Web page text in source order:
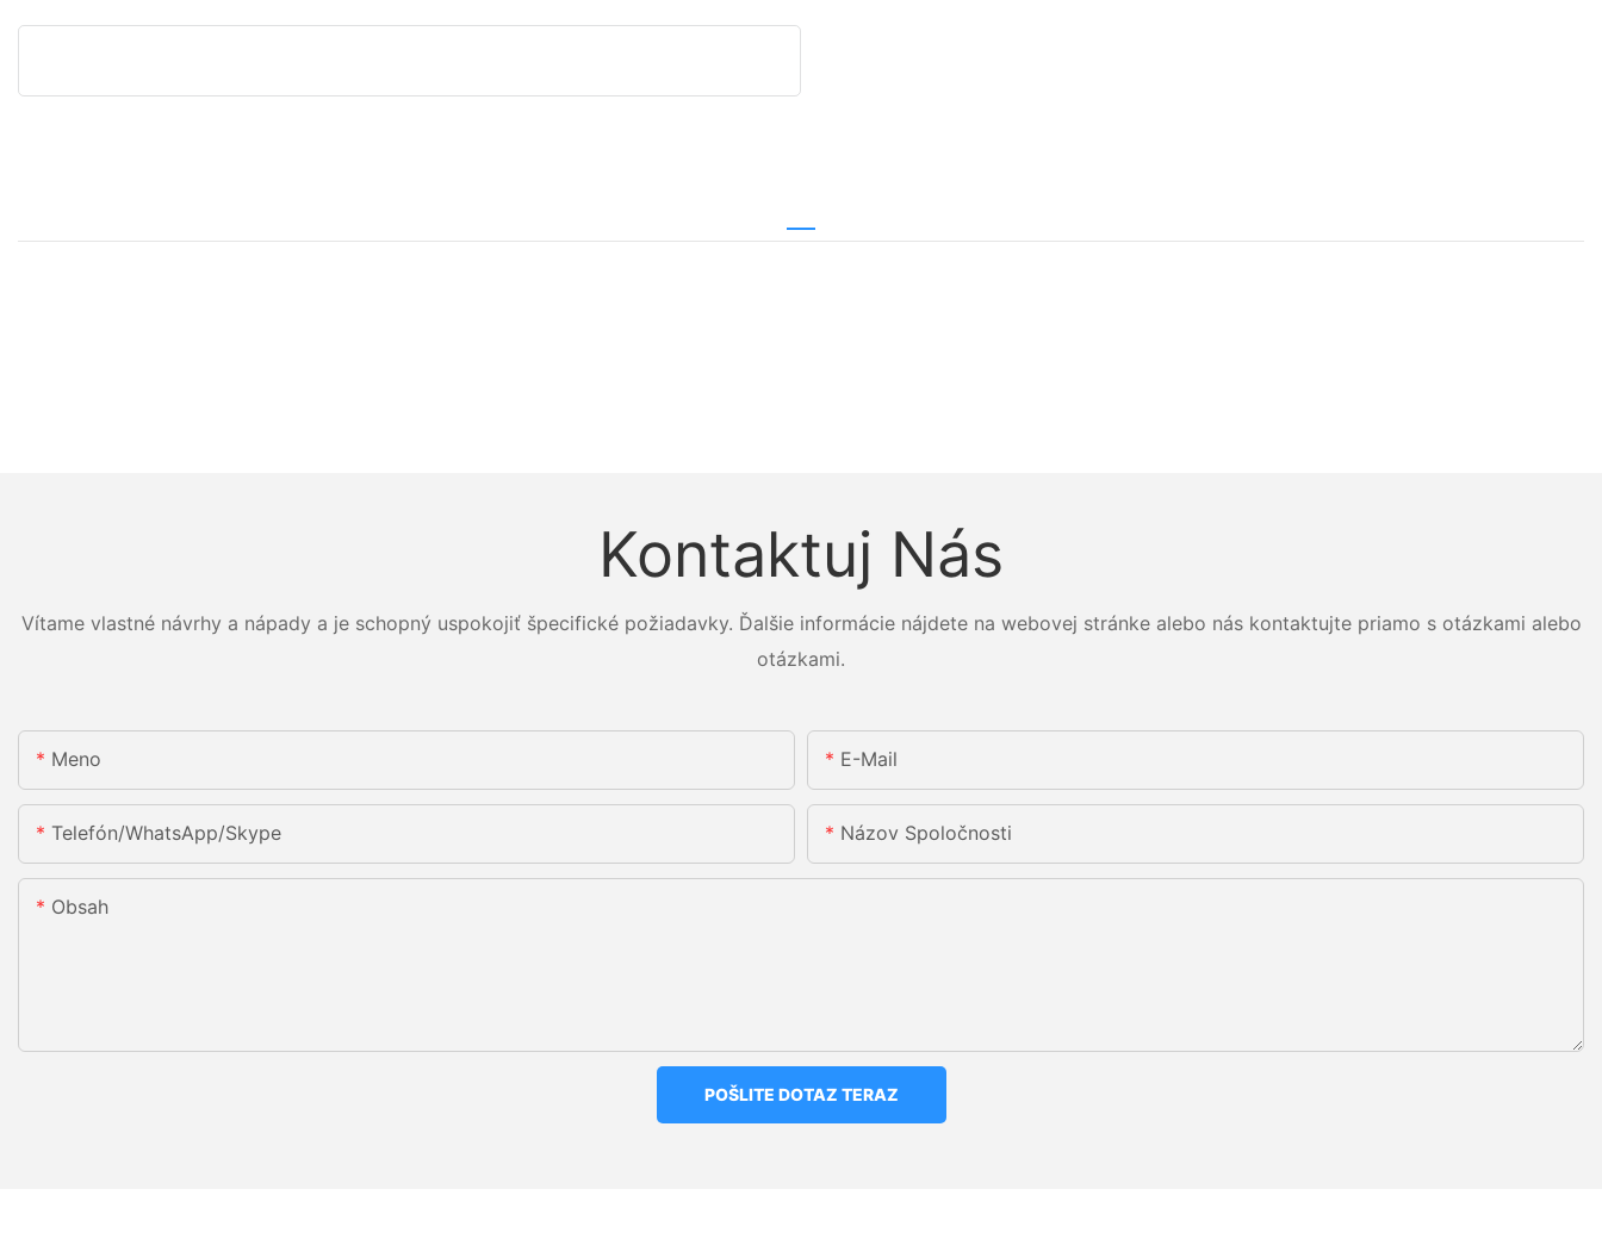
Kontaktuj Nás
Vítame vlastné návrhy a nápady a je schopný uspokojiť špecifické požiadavky. Ďalšie informácie nájdete na webovej stránke alebo nás kontaktujte priamo s otázkami alebo
otázkami.
Meno E-Mail
Telefón/WhatsApp/Skype Názov Spoločnosti
Obsah
POŠLITE DOTAZ TERAZ